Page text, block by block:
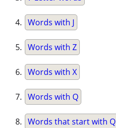
Words with J
Words with Z
Words with X
Words with Q
Words that start with Q